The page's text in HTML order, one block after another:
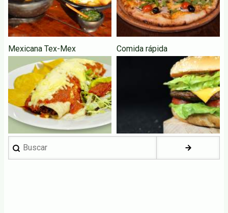
Mexicana Tex-Mex Comida rápida
Buscar